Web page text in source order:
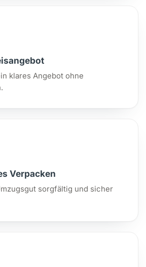
klares Angebot ohne
Verpacken
sorgfältig und sicher